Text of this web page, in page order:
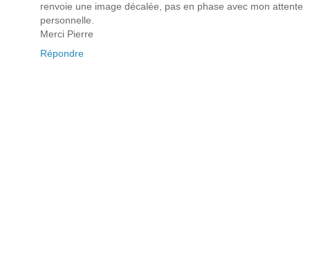
renvoie une image décalée, pas en phase avec mon attente
personnelle.
Merci Pierre
Répondre